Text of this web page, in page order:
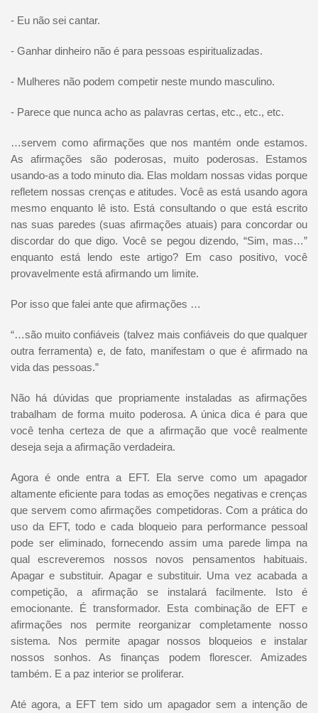
- Eu não sei cantar.
- Ganhar dinheiro não é para pessoas espiritualizadas.
- Mulheres não podem competir neste mundo masculino.
- Parece que nunca acho as palavras certas, etc., etc., etc.
…servem como afirmações que nos mantém onde estamos.
As afirmações são poderosas, muito poderosas. Estamos
usando-as a todo minuto dia. Elas moldam nossas vidas porque
refletem nossas crenças e atitudes. Você as está usando agora
mesmo enquanto lê isto. Está consultando o que está escrito
nas suas paredes (suas afirmações atuais) para concordar ou
discordar do que digo. Você se pegou dizendo, “Sim, mas…”
enquanto está lendo este artigo? Em caso positivo, você
provavelmente está afirmando um limite.
Por isso que falei ante que afirmações …
“…são muito confiáveis (talvez mais confiáveis do que qualquer
outra ferramenta) e, de fato, manifestam o que é afirmado na
vida das pessoas.”
Não há dúvidas que propriamente instaladas as afirmações
trabalham de forma muito poderosa. A única dica é para que
você tenha certeza de que a afirmação que você realmente
deseja seja a afirmação verdadeira.
Agora é onde entra a EFT. Ela serve como um apagador
altamente eficiente para todas as emoções negativas e crenças
que servem como afirmações competidoras. Com a prática do
uso da EFT, todo e cada bloqueio para performance pessoal
pode ser eliminado, fornecendo assim uma parede limpa na
qual escreveremos nossos novos pensamentos habituais.
Apagar e substituir. Apagar e substituir. Uma vez acabada a
competição, a afirmação se instalará facilmente. Isto é
emocionante. É transformador. Esta combinação de EFT e
afirmações nos permite reorganizar completamente nosso
sistema. Nos permite apagar nossos bloqueios e instalar
nossos sonhos. As finanças podem florescer. Amizades
também. E a paz interior se proliferar.
Até agora, a EFT tem sido um apagador sem a intenção de